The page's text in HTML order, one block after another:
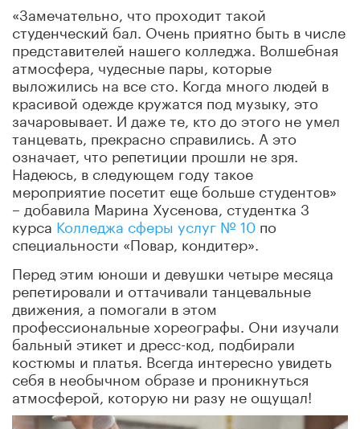
«Замечательно, что проходит такой
студенческий бал. Очень приятно быть в числе
представителей нашего колледжа. Волшебная
атмосфера, чудесные пары, которые
выложились на все сто. Когда много людей в
красивой одежде кружатся под музыку, это
зачаровывает. И даже те, кто до этого не умел
танцевать, прекрасно справились. А это
означает, что репетиции прошли не зря.
Надеюсь, в следующем году такое
мероприятие посетит еще больше студентов»
– добавила Марина Хусенова, студентка 3
курса Колледжа сферы услуг № 10по
специальности «Повар, кондитер».
Перед этим юноши и девушки четыре месяца
репетировали и оттачивали танцевальные
движения, а помогали в этом
профессиональные хореографы. Они изучали
бальный этикет и дресс-код, подбирали
костюмы и платья. Всегда интересно увидеть
себя в необычном образе и проникнуться
атмосферой, которую ни разу не ощущал!